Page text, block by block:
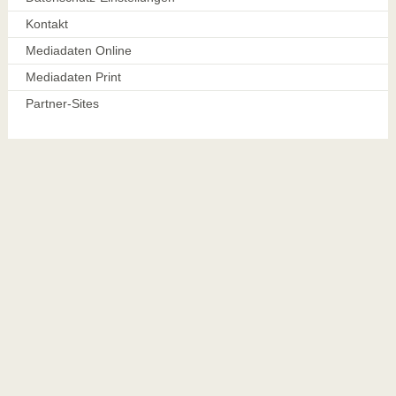
Kontakt
Mediadaten Online
Mediadaten Print
Partner-Sites